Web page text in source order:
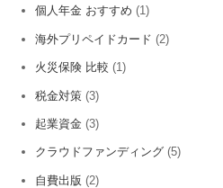
個人年金 おすすめ (1)
海外プリペイドカード (2)
火災保険 比較 (1)
税金対策 (3)
起業資金 (3)
クラウドファンディング (5)
自費出版 (2)